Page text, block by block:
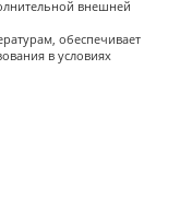
внешней
обеспечивает
в условиях